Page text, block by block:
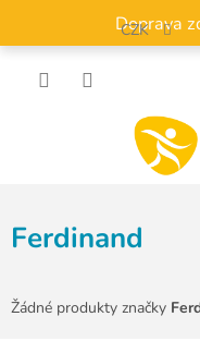
obsah
Doprava
CZK
Ferdinand
Žádné produkty značky